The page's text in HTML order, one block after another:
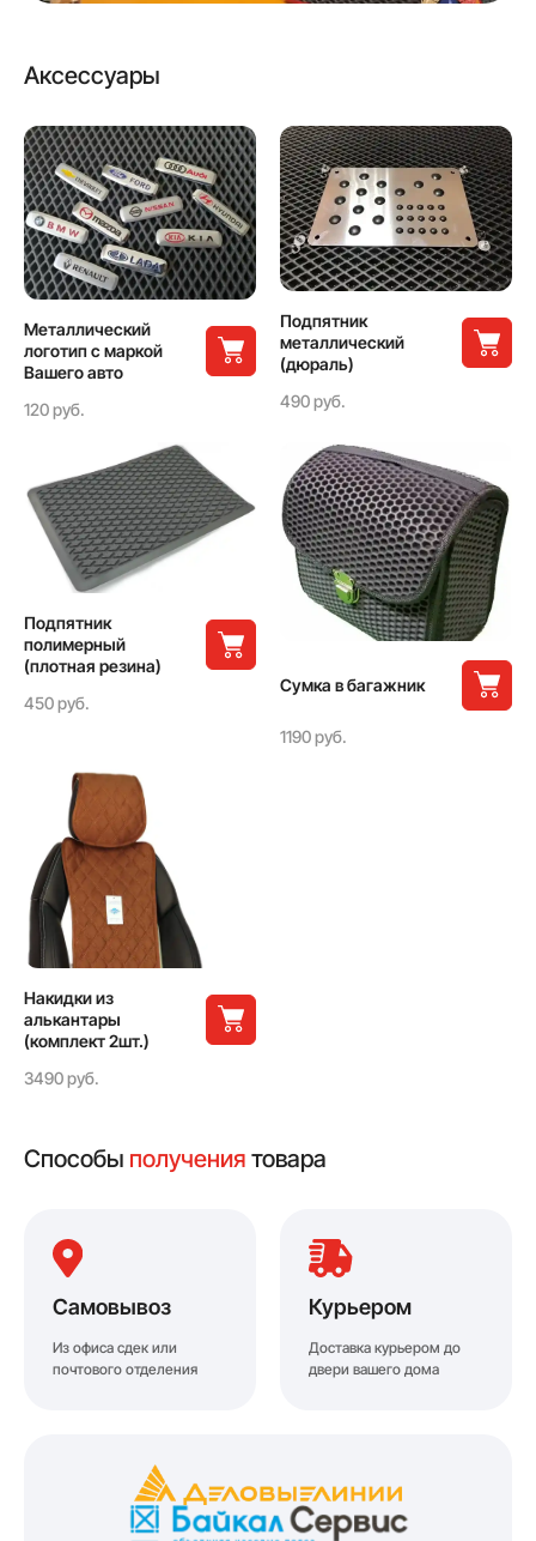
Аксессуары
Металлический
логотип с маркой
Вашего авто
120 руб.
Подпятник
металлический
(дюраль)
490 руб.
Подпятник
полимерный
(плотная резина)
450 руб.
Сумка в багажник
1190 руб.
Накидки из
алькантары
(комплект 2шт.)
3490 руб.
Способы получения товара
Самовывоз
Из офиса сдек или
почтового отделения
Курьером
Доставка курьером до
двери вашего дома